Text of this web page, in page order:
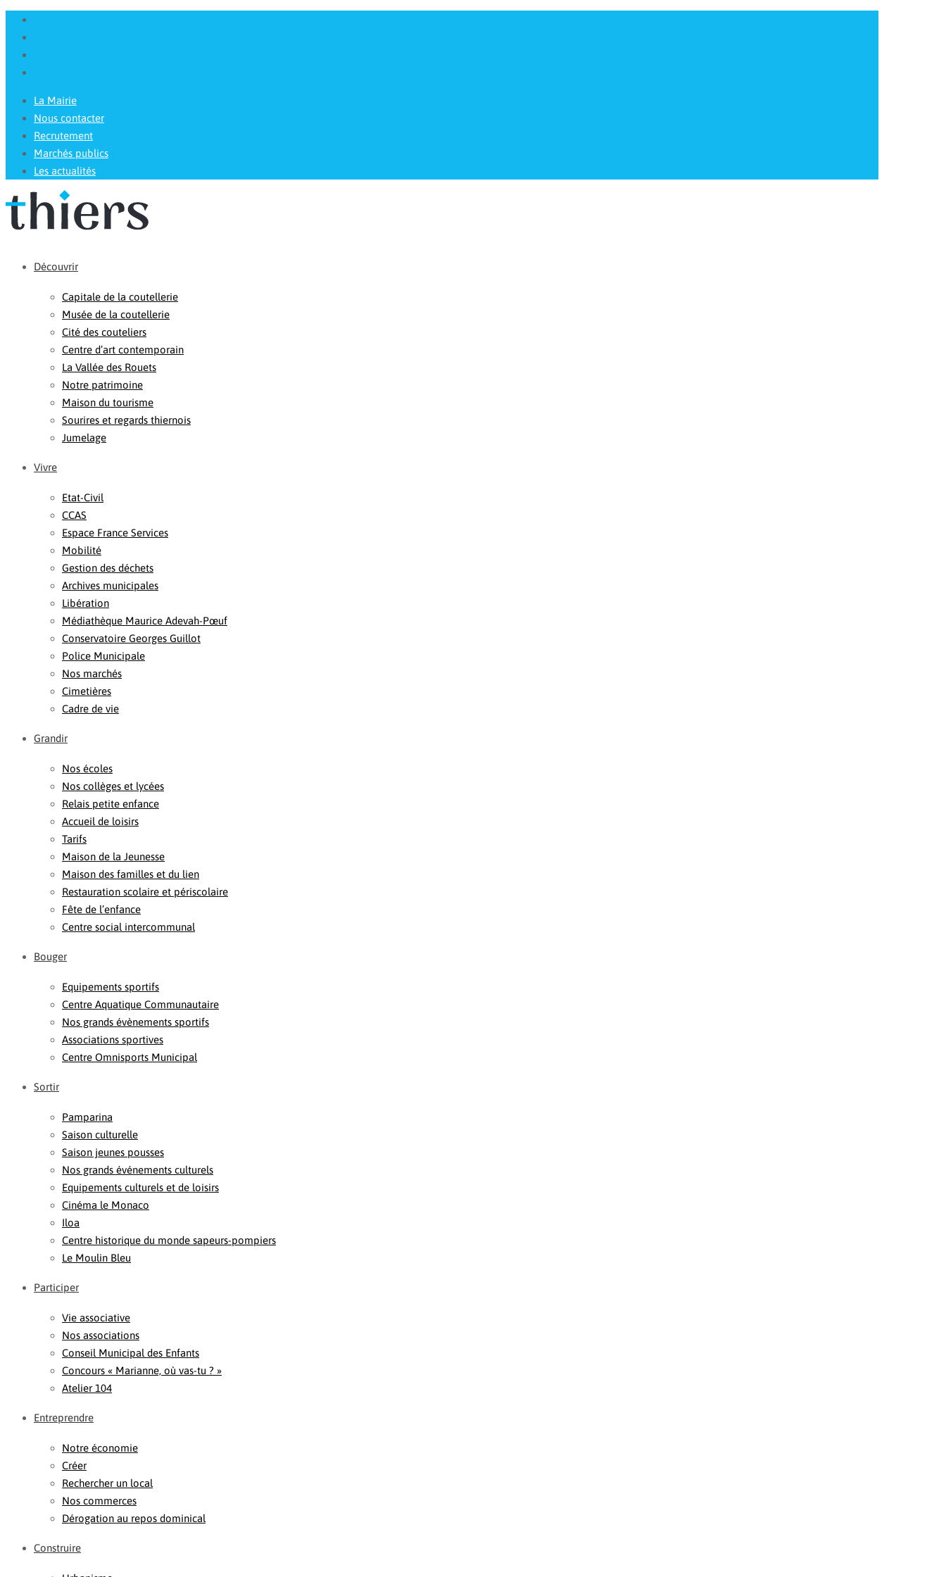
La Mairie
Nous contacter
Recrutement
Marchés publics
Les actualités
Découvrir
Capitale de la coutellerie
Musée de la coutellerie
Cité des couteliers
Centre d’art contemporain
La Vallée des Rouets
Notre patrimoine
Maison du tourisme
Sourires et regards thiernois
Jumelage
Vivre
Etat-Civil
CCAS
Espace France Services
Mobilité
Gestion des déchets
Archives municipales
Libération
Médiathèque Maurice Adevah-Pœuf
Conservatoire Georges Guillot
Police Municipale
Nos marchés
Cimetières
Cadre de vie
Grandir
Nos écoles
Nos collèges et lycées
Relais petite enfance
Accueil de loisirs
Tarifs
Maison de la Jeunesse
Maison des familles et du lien
Restauration scolaire et périscolaire
Fête de l’enfance
Centre social intercommunal
Bouger
Equipements sportifs
Centre Aquatique Communautaire
Nos grands évènements sportifs
Associations sportives
Centre Omnisports Municipal
Sortir
Pamparina
Saison culturelle
Saison jeunes pousses
Nos grands événements culturels
Equipements culturels et de loisirs
Cinéma le Monaco
Iloa
Centre historique du monde sapeurs-pompiers
Le Moulin Bleu
Participer
Vie associative
Nos associations
Conseil Municipal des Enfants
Concours « Marianne, où vas-tu ? »
Atelier 104
Entreprendre
Notre économie
Créer
Rechercher un local
Nos commerces
Dérogation au repos dominical
Construire